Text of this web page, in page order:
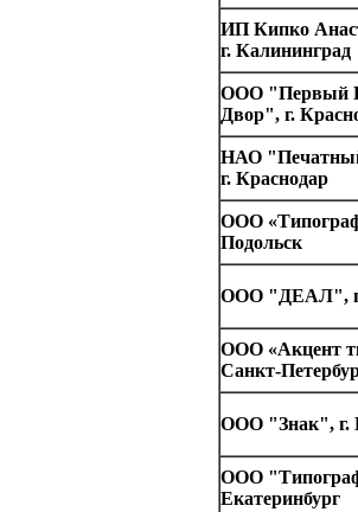
ИП Кипко
г. Калининград
ООО "Первый
Двор", г.
НАО
г. Краснодар
ООО
Подольск
ООО "ДЕАЛ", г.
ООО «Акцент
Санкт-
ООО "Знак", г.
ООО
Екатеринбург